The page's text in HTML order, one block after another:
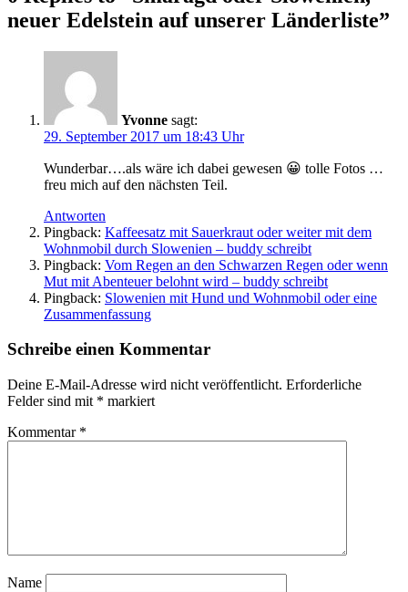
neuer Edelstein auf unserer Länderliste”
Yvonne sagt:
29. September 2017 um 18:43 Uhr
Wunderbar….als wäre ich dabei gewesen 😀 tolle Fotos …
freu mich auf den nächsten Teil.
Antworten
Pingback: Kaffeesatz mit Sauerkraut oder weiter mit dem
Wohnmobil durch Slowenien – buddy schreibt
Pingback: Vom Regen an den Schwarzen Regen oder wenn
Mut mit Abenteuer belohnt wird – buddy schreibt
Pingback: Slowenien mit Hund und Wohnmobil oder eine
Zusammenfassung
Schreibe einen Kommentar
Deine E-Mail-Adresse wird nicht veröffentlicht. Erforderliche
Felder sind mit * markiert
Kommentar *
Name